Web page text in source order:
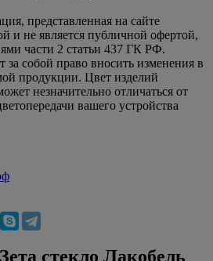
представленная на сайте
и не является публичной офертой,
части 2 статьи 437 ГК РФ.
за собой право вносить изменения в
продукции. Цвет изделий
незначительно отличаться от
вашего устройства
стекло Лакобель